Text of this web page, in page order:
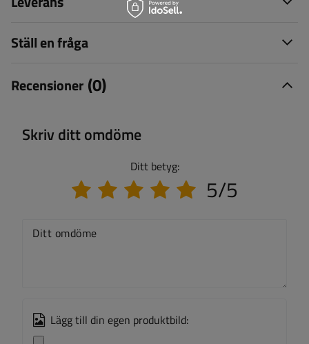
Ställ en fråga
Recensioner (0)
Skriv ditt omdöme
Ditt betyg:
5/5
Ditt omdöme
Lägg till din egen produktbild: